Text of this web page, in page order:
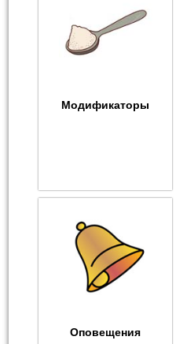
Модификаторы
Оповещения